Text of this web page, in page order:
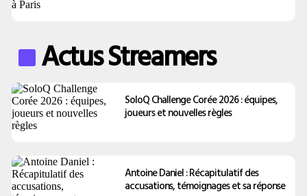
Actus Streamers
SoloQ Challenge Corée 2026 : équipes,
joueurs et nouvelles règles
Antoine Daniel : Récapitulatif des
accusations, témoignages et sa réponse